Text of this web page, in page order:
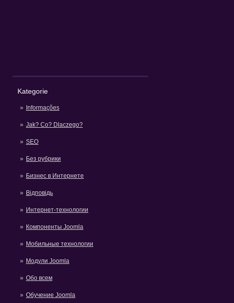
Kategorie
Informações
Jak? Co? Dlaczego?
SEO
Без рубрики
Бизнес в Интернете
Відповідь
Интернет-технологии
Компоненты Joomla
Мобильные технологии
Модули Joomla
Обо всем
Обучение Joomla